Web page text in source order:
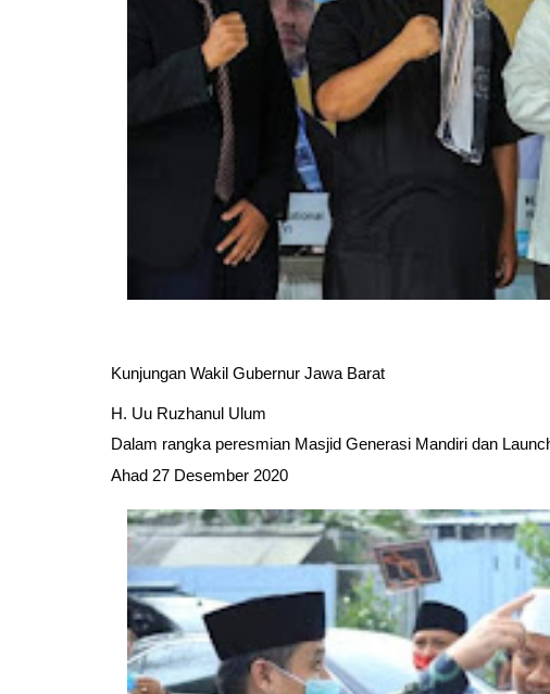
Kunjungan Wakil Gubernur Jawa Barat
H. Uu Ruzhanul Ulum
Dalam rangka peresmian Masjid Generasi Mandiri dan
Ahad 27 Desember 2020